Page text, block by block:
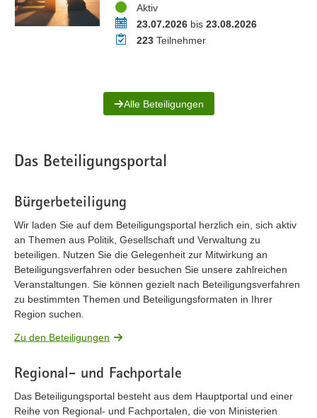
StatusAktiv
Zeitraum23.07.2026bis 23.08.2026
Teilnehmer
223Teilnehmer
Alle Beteiligungen
Das Beteiligungsportal
Bürgerbeteiligung
Wir laden Sie auf dem Beteiligungsportal herzlich ein, sich aktiv
an Themen aus Politik, Gesellschaft und Verwaltung zu
beteiligen. Nutzen Sie die Gelegenheit zur Mitwirkung an
Beteiligungsverfahren oder besuchen Sie unsere zahlreichen
Veranstaltungen. Sie können gezielt nach Beteiligungsverfahren
zu bestimmten Themen und Beteiligungsformaten in Ihrer
Region suchen.
Zu den Beteiligungen
Regional- und Fachportale
Das Beteiligungsportal besteht aus dem Hauptportal und einer
Reihe von Regional- und Fachportalen, die von Ministerien